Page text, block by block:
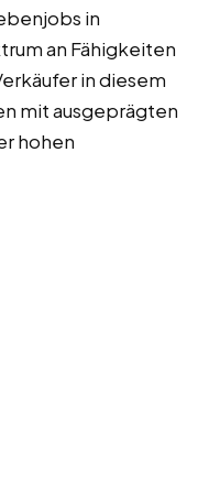
in
an Fähigkeiten
in diesem
mit ausgeprägten
hohen